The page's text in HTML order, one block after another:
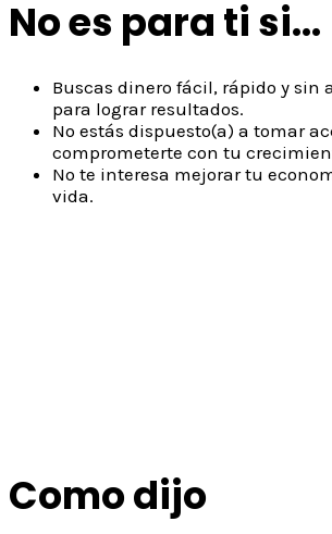
No es para ti si...
Buscas dinero fácil, rápido y sin
para lograr resultados.
No estás dispuesto(a) a tomar
comprometerte con tu
No te interesa mejorar tu
vida.
Como dijo